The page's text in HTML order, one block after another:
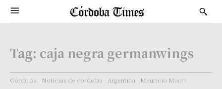
Tag: caja negra germanwings
Córdoba Noticias de cordoba Argentina
Mauricio Macri